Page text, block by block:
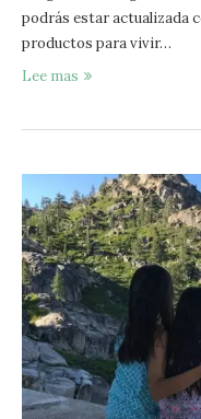
podrás estar actualizada
productos para vivir…
Lee mas